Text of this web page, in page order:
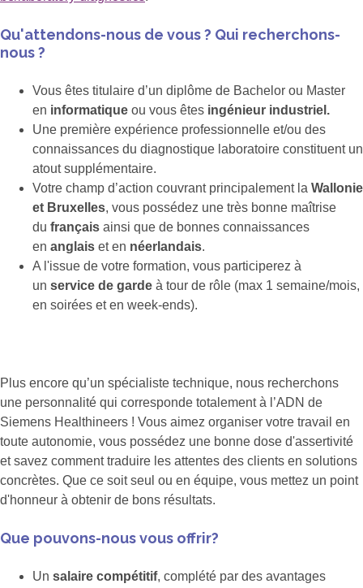
Qu'attendons-nous de vous ? Qui recherchons-
nous ?
Vous êtes titulaire d’un diplôme de Bachelor ou Master
en informatique ou vous êtes ingénieur industriel.
Une première expérience professionnelle et/ou des
connaissances du diagnostique laboratoire constituent un
atout supplémentaire.
Votre champ d’action couvrant principalement la Wallonie
et Bruxelles, vous possédez une très bonne maîtrise
du français ainsi que de bonnes connaissances
en anglais et en néerlandais.
A l'issue de votre formation, vous participerez à
un service de garde à tour de rôle (max 1 semaine/mois,
en soirées et en week-ends).
Plus encore qu’un spécialiste technique, nous recherchons
une personnalité qui corresponde totalement à l’ADN de
Siemens Healthineers ! Vous aimez organiser votre travail en
toute autonomie, vous possédez une bonne dose d'assertivité
et savez comment traduire les attentes des clients en solutions
concrètes. Que ce soit seul ou en équipe, vous mettez un point
d'honneur à obtenir de bons résultats.
Que pouvons-nous vous offrir?
Un salaire compétitif, complété par des avantages